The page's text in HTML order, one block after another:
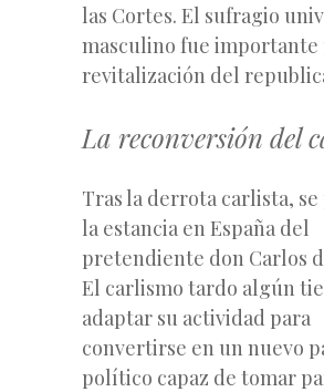
las Cortes. El sufragio
masculino fue importante
revitalización del
La reconversión del
Tras la derrota carlista,
la estancia en España del
pretendiente don Carlos
El carlismo tardo algún
adaptar su actividad para
convertirse en un nuevo
político capaz de tomar